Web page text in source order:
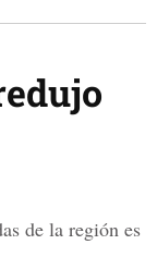
de la región es